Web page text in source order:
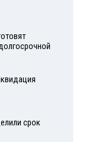
срок